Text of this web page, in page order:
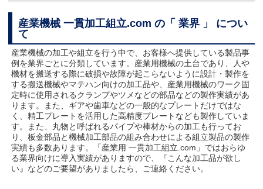
産業機械 一貫加工組立.com の「 業界 」 につい
て
産業機械の加工や組立を行う中で、お客様へ提供している製品事
例を業界ごとに分類しています。産業用機械の土台であり、人や
機材を搬送する際に破損や故障が起こらないように設計・製作を
する搬送機械やマテハン向けの加工品や、産業用機械のワーク固
定時に使用されるクランプやツメなどの部品などの製作実績があ
ります。また、ギアや歯車などの一般的なプレートだけではな
く、精工プレートを活用した高精度プレートなども製作していま
す。また、丸物と呼ばれるパイプや棒材からの加工も行ってお
り、板金部品と機械加工部品の組み合わせによる組立製品の製作
実績も多数あります。「産業用 一貫加工組立.com」ではおらゆ
る業界向けに導入実績がありますので、『こんな加工品が欲し
い』などのご要望がありましたら、ご連絡ください。